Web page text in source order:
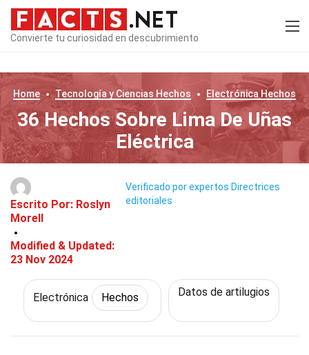
Convierte tu curiosidad en descubrimiento
Home Tecnología y Ciencias Hechos Electrónica Hechos
36 Hechos Sobre Lima De Uñas
Eléctrica
Escrito Por: Roslyn
Morell
Modified & Updated:
23 Nov 2024
Verificado por expertos Directrices
editoriales
Electrónica Hechos Datos de artilugios